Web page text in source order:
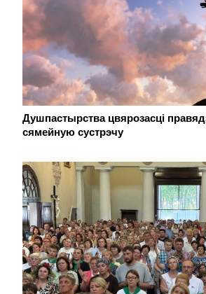
Душпастырства цвярозасці
сямейную сустрэчу